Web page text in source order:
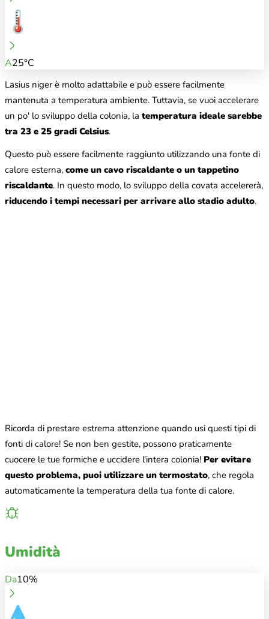
A25°C
Lasius niger è molto adattabile e può essere facilmente
mantenuta a temperatura ambiente. Tuttavia, se vuoi accelerare
un po' lo sviluppo della colonia, latemperatura ideale sarebbe
tra 23 e 25 gradi Celsius.
Questo può essere facilmente raggiunto utilizzando una fonte di
calore esterna, come un cavo riscaldante o un tappetino
riscaldante. In questo modo, lo sviluppo della covata accelererà,
riducendo i tempi necessari per arrivare allo stadio adulto.
Ricorda di prestare estrema attenzione quando usi questi tipi di
fonti di calore! Se non ben gestite, possono praticamente
cuocere le tue formiche e uccidere l'intera colonia! Per evitare
questo problema, puoi utilizzare un termostato, che regola
automaticamente la temperatura della tua fonte di calore.
Umidità
Da10%